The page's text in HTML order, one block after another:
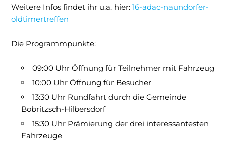
Weitere Infos findet ihr u.a. hier:16-adac-naundorfer-
oldtimertreffen
Die Programmpunkte:
09:00 Uhr Öffnung für Teilnehmer mit Fahrzeug
10:00 Uhr Öffnung für Besucher
13:30 Uhr Rundfahrt durch die Gemeinde
Bobritzsch-Hilbersdorf
15:30 Uhr Prämierung der drei interessantesten
Fahrzeuge